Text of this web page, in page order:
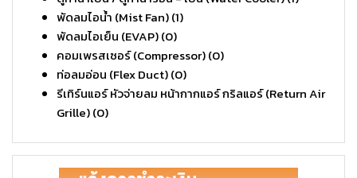
พัดลมไอน้ำ (Mist Fan)(1)
พัดลมไอเย็น (EVAP)(0)
คอมเพรสเซอร์ (Compressor)(0)
ท่อลมอ่อน (Flex Duct)(0)
รีเทิร์นแอร์ หัวจ่ายลม หน้ากากแอร์ กริลแอร์ (Return Air
Grille)(0)